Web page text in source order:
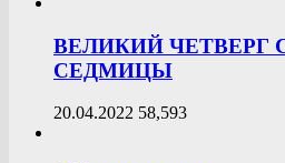
ВЕЛИКИЙ ЧЕТВЕРГ
СЕДМИЦЫ
20.04.2022 58,593